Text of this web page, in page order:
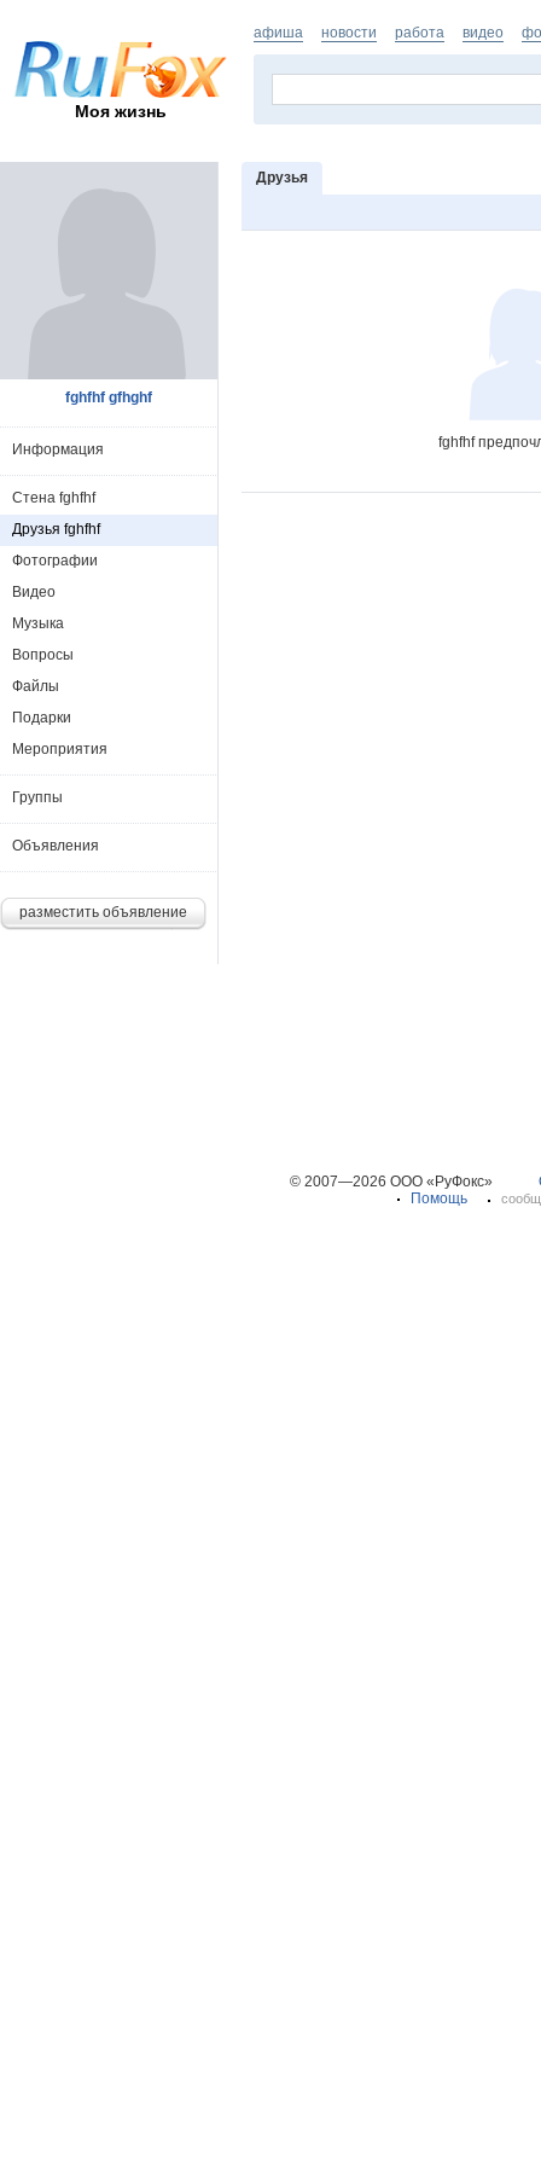
Моя жизнь
афиша новости работа видео
Друзья
fghfhf
fghfhf gfhghf
Информация
Стена fghfhf
Друзья fghfhf
Фотографии
Видео
Музыка
Вопросы
Файлы
Подарки
Мероприятия
Группы
Объявления
разместить объявление
© 2007—2026 ООО «РуФокс»
Помощь